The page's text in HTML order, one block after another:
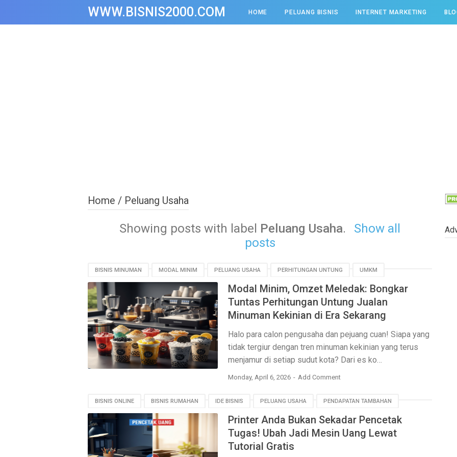
WWW.BISNIS2000.COM HOME PELUANG BISNIS INTERNET MARKETING
Home / Peluang Usaha
Showing posts with label Peluang Usaha.
Show all
posts
BISNIS MINUMAN MODAL MINIM PELUANG USAHA PERHITUNGAN UNTUNG UMKM
Modal Minim, Omzet Meledak: Bongkar
Tuntas Perhitungan Untung Jualan
Minuman Kekinian di Era Sekarang
Halo para calon pengusaha dan pejuang cuan! Siapa yang
tidak tergiur dengan tren minuman kekinian yang terus
menjamur di setiap sudut kota? Dari es ko…
Monday, April 6, 2026 Add Comment
BISNIS ONLINE BISNIS RUMAHAN IDE BISNIS PELUANG USAHA PENDAPATAN TAMBAHAN
PRINTER TUTORIAL GRATIS
Printer Anda Bukan Sekadar Pencetak
Tugas! Ubah Jadi Mesin Uang Lewat
Tutorial Gratis